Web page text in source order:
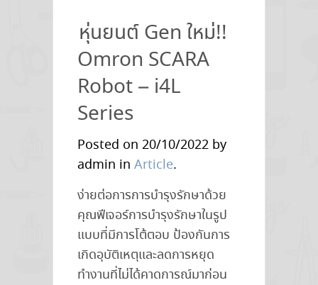
Gen
ใหม่
!!
[
EP.2
Omron
SCARA
–
i4H
Series
หุ่นยนต์ Gen ใหม่!!
Omron SCARA
Robot – i4L
Series
Posted on 20/10/2022 by
admin in Article.
ง่ายต่อการการบำรุงรักษาด้วย
คุณฟีเจอร์การบำรุงรักษาในรูป
แบบที่มีการโต้ตอบ ป้องกันการ
เกิดอุบัติเหตุและลดการหยุด
ทำงานที่ไม่ได้คาดการณ์มาก่อน